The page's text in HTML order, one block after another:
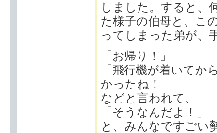
しました。すると、
た様子の伯母と、こ
ってしまった弟が、
「お帰り！」
「飛行機が着いてか
かったね！
などと言われて、
「そうなんだよ！」
と、みんなですごい